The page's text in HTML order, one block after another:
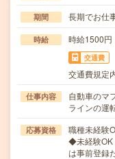
期間 長期でお仕
時給 時給1500円
交通費
交通費規定
仕事内容
自動車のマ
ラインの運
応募資格
職種未経験
◆未経験OK
は事前登録